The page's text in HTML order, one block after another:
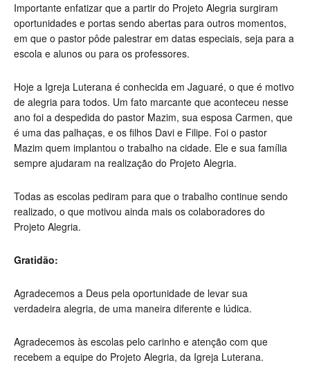
Importante enfatizar que a partir do Projeto Alegria surgiram
oportunidades e portas sendo abertas para outros momentos,
em que o pastor pôde palestrar em datas especiais, seja para a
escola e alunos ou para os professores.
Hoje a Igreja Luterana é conhecida em Jaguaré, o que é motivo
de alegria para todos. Um fato marcante que aconteceu nesse
ano foi a despedida do pastor Mazim, sua esposa Carmen, que
é uma das palhaças, e os filhos Davi e Filipe. Foi o pastor
Mazim quem implantou o trabalho na cidade. Ele e sua família
sempre ajudaram na realização do Projeto Alegria.
Todas as escolas pediram para que o trabalho continue sendo
realizado, o que motivou ainda mais os colaboradores do
Projeto Alegria.
Gratidão:
Agradecemos a Deus pela oportunidade de levar sua
verdadeira alegria, de uma maneira diferente e lúdica.
Agradecemos às escolas pelo carinho e atenção com que
recebem a equipe do Projeto Alegria, da Igreja Luterana.